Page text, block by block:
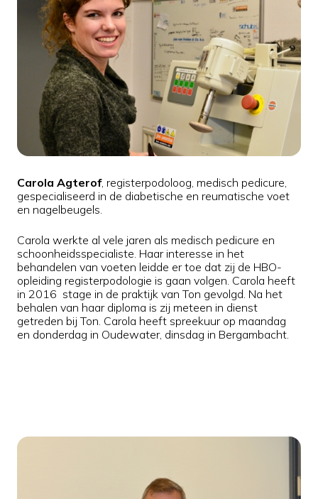
Carola Agterof, registerpodoloog, medisch pedicure,
gespecialiseerd in de diabetische en reumatische voet
en nagelbeugels.
Carola werkte al vele jaren als medisch pedicure en
schoonheidsspecialiste. Haar interesse in het
behandelen van voeten leidde er toe dat zij de HBO-
opleiding registerpodologie is gaan volgen. Carola heeft
in 2016 stage in de praktijk van Ton gevolgd. Na het
behalen van haar diploma is zij meteen in dienst
getreden bij Ton. Carola heeft spreekuur op maandag
en donderdag in Oudewater, dinsdag in Bergambacht.